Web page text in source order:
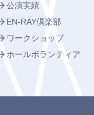
公演実績
EN-RAY倶楽部
ワークショップ
ホールボランティア